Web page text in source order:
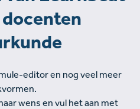
editor en nog veel meer
wens en vul het aan met